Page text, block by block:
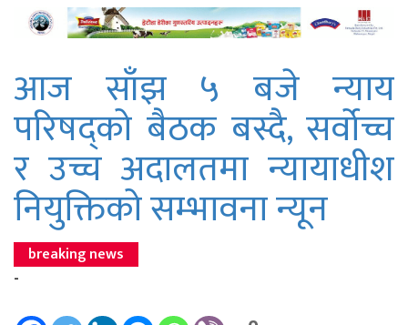
आज साँझ ५ बजे न्याय
परिषद्को बैठक बस्दै, सर्वोच्च
र उच्च अदालतमा न्यायाधीश
नियुक्तिको सम्भावना न्यून
breaking news
-